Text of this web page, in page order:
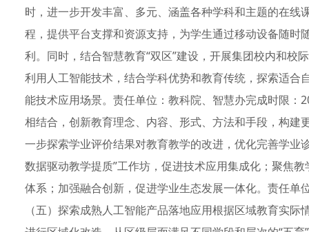
时，进一步开发丰富、多元、涵盖各种学科和主题的在
程，提供平台支撑和资源支持，为学生通过移动设备随
利。同时，结合智慧教育“双区”建设，开展集团校内和校
利用人工智能技术，结合学科优势和教育传统，探索适
能技术应用场景。责任单位：教科院、智慧办完成时限
相结合，创新教育理念、内容、形式、方法和手段，构
一步探索学业评价结果对教育教学的改进，优化完善学业
数据驱动教学提质”工作坊，促进技术应用集成化；聚焦教
体系；加强融合创新，促进学业生态发展一体化。责任
（五）探索成熟人工智能产品落地应用根据区域教育实